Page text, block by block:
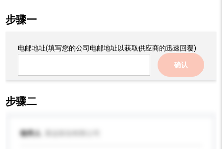
步骤一
电邮地址(填写您的公司电邮地址以获取供应商的迅速回覆)
确认
步骤二
收件人